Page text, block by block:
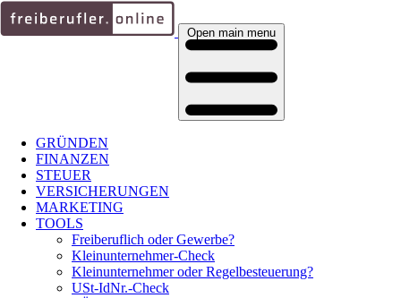
Open main menu
GRÜNDEN
FINANZEN
STEUER
VERSICHERUNGEN
MARKETING
TOOLS
Freiberuflich oder Gewerbe?
Kleinunternehmer-Check
Kleinunternehmer oder Regelbesteuerung?
USt-IdNr.-Check